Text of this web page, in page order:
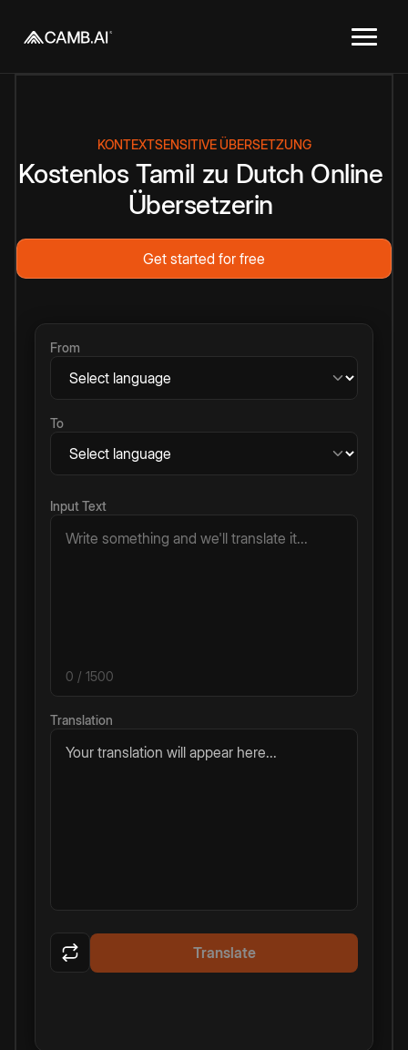
KONTEXTSENSITIVE ÜBERSETZUNG
Kostenlos Tamil zu Dutch Online
Übersetzerin
Get started for free
From
To
Input Text
0 / 1500
Translation
Your translation will appear here...
Translate